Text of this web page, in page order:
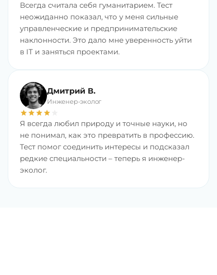
Всегда считала себя гуманитарием. Тест
неожиданно показал, что у меня сильные
управленческие и предпринимательские
наклонности. Это дало мне уверенность уйти
в IT и заняться проектами.
Дмитрий В.
Инженер-эколог
star star star star
Я всегда любил природу и точные науки, но
не понимал, как это превратить в профессию.
Тест помог соединить интересы и подсказал
редкие специальности – теперь я инженер-
эколог.